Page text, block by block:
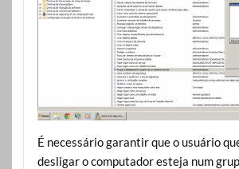
É necessário garantir que o usuário
desligar o computador esteja num